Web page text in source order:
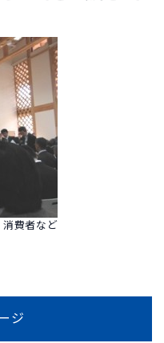
費者など
ジ